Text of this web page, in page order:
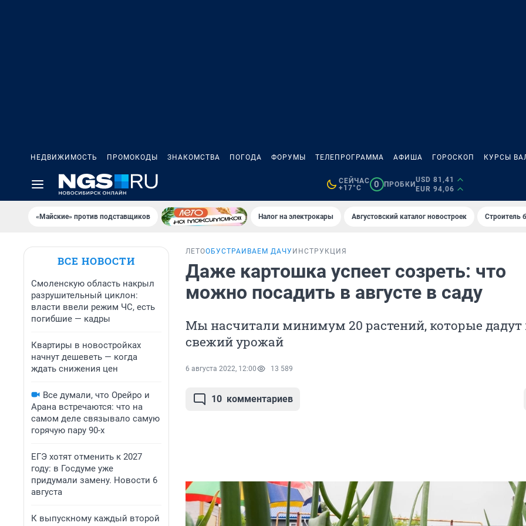
НЕДВИЖИМОСТЬ ПРОМОКОДЫ ЗНАКОМСТВА ПОГОДА ФОРУМЫ ТЕЛЕПРОГРАММА АФИША ГОРОСКОП КУРСЫ
СЕЙЧАС
+17°C
0 ПРОБКИ
USD 81,41
EUR 94,06
«Майские» против подставщиков Налог на электрокары Августовский каталог новостроек Строитель
ВСЕ НОВОСТИ
Смоленскую область накрыл
разрушительный циклон:
власти ввели режим ЧС, есть
погибшие — кадры
Квартиры в новостройках
начнут дешеветь — когда
ждать снижения цен
Все думали, что Орейро и
Арана встречаются: что на
самом деле связывало самую
горячую пару 90-х
ЕГЭ хотят отменить к 2027
году: в Госдуме уже
придумали замену. Новости 6
августа
К выпускному каждый второй
ЛЕТООБУСТРАИВАЕМ ДАЧУ ИНСТРУКЦИЯ
Даже картошка успеет созреть: что
можно посадить в августе в саду
Мы насчитали минимум 20 растений, которые
свежий урожай
6 августа 2022, 12:00 13 589
10 комментариев